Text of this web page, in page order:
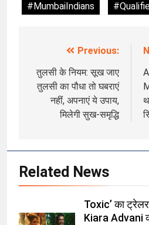
#MumbaiIndians
navigation
Previous:
तुलसी के नियम: सूख जाए
तुलसी का पौधा तो घबराएं
नहीं, अपनाएं ये उपाय,
मिलेगी सुख-समृद्धि
Related News
Toxic’ का
Kiara Advani